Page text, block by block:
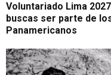
Voluntariado Lima
buscas ser parte de
Panamericanos